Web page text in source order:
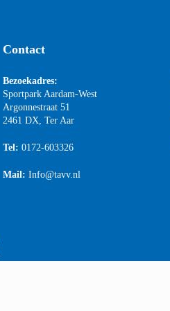
Contact
Bezoekadres:
Sportpark Aardam-West
Argonnestraat 51
2461 DX, Ter Aar
Tel: 0172-603326
Mail: Info@tavv.nl